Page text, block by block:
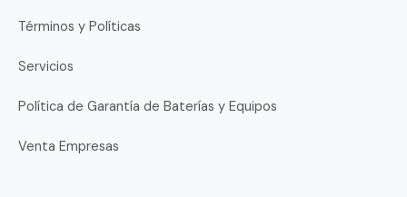
Términos y Políticas
Servicios
Política de Garantía de Baterías y Equipos
Venta Empresas